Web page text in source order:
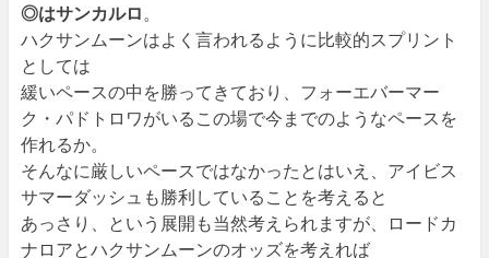
◎はサンカルロ。
ハクサンムーンはよく言われるように比較的スプリント
としては
緩いペースの中を勝ってきており、フォーエバーマー
ク・パドトロワがいるこの場で今までのようなペースを
作れるか。
そんなに厳しいペースではなかったとはいえ、アイビス
サマーダッシュも勝利していることを考えると
あっさり、という展開も当然考えられますが、ロードカ
ナロアとハクサンムーンのオッズを考えれば